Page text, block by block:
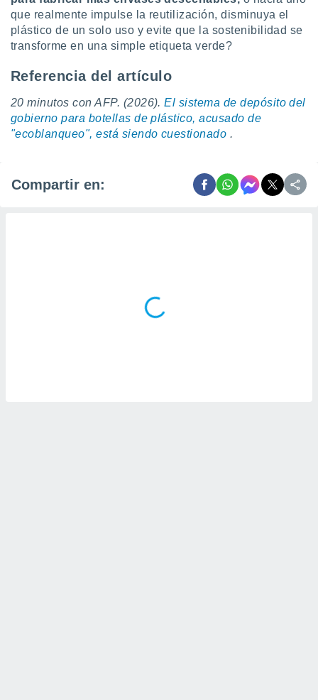
que realmente impulse la reutilización, disminuya el
plástico de un solo uso y evite que la sostenibilidad se
transforme en una simple etiqueta verde?
Referencia del artículo
20 minutos con AFP. (2026).El sistema de depósito del
gobierno para botellas de plástico, acusado de
"ecoblanqueo", está siendo cuestionado .
Compartir en: